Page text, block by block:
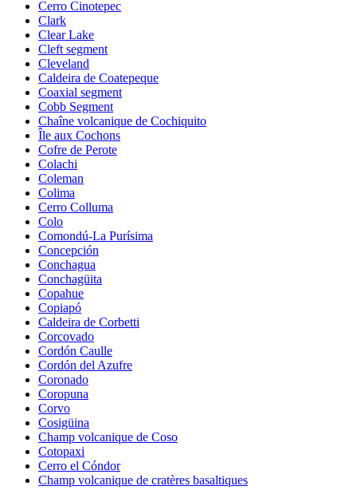
Cerro Cinotepec
Clark
Clear Lake
Cleft segment
Cleveland
Caldeira de Coatepeque
Coaxial segment
Cobb Segment
Chaîne volcanique de Cochiquito
Île aux Cochons
Cofre de Perote
Colachi
Coleman
Colima
Cerro Colluma
Colo
Comondú-La Purísima
Concepción
Conchagua
Conchagüita
Copahue
Copiapó
Caldeira de Corbetti
Corcovado
Cordón Caulle
Cordón del Azufre
Coronado
Coropuna
Corvo
Cosigüina
Champ volcanique de Coso
Cotopaxi
Cerro el Cóndor
Champ volcanique de cratères basaltiques